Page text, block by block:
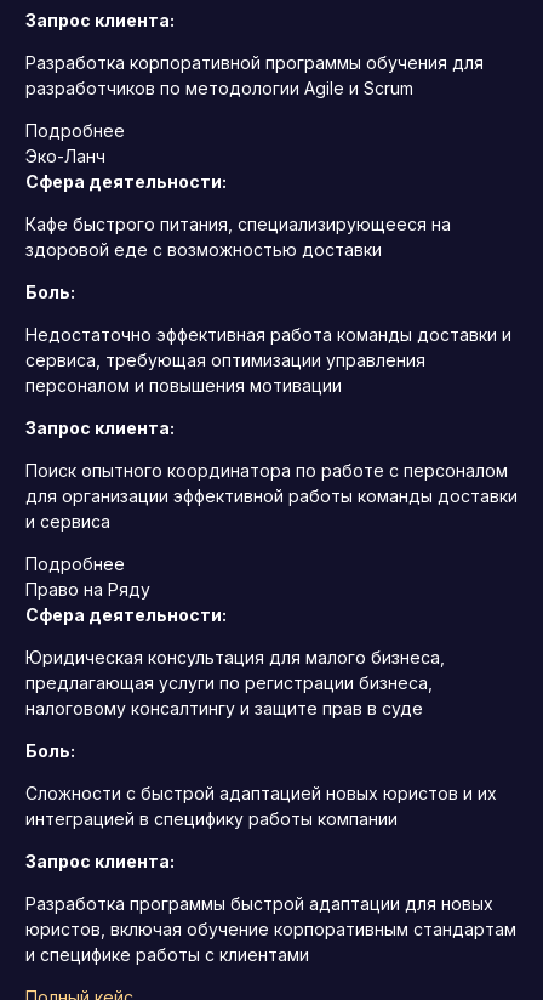
Запрос клиента:
Разработка корпоративной программы обучения для
разработчиков по методологии Agile и Scrum
Подробнее
Эко-Ланч
Сфера деятельности:
Кафе быстрого питания, специализирующееся на
здоровой еде с возможностью доставки
Боль:
Недостаточно эффективная работа команды доставки и
сервиса, требующая оптимизации управления
персоналом и повышения мотивации
Запрос клиента:
Поиск опытного координатора по работе с персоналом
для организации эффективной работы команды доставки
и сервиса
Подробнее
Право на Ряду
Сфера деятельности:
Юридическая консультация для малого бизнеса,
предлагающая услуги по регистрации бизнеса,
налоговому консалтингу и защите прав в суде
Боль:
Сложности с быстрой адаптацией новых юристов и их
интеграцией в специфику работы компании
Запрос клиента:
Разработка программы быстрой адаптации для новых
юристов, включая обучение корпоративным стандартам
и специфике работы с клиентами